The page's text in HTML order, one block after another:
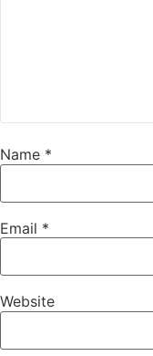
Name *
Email *
Website